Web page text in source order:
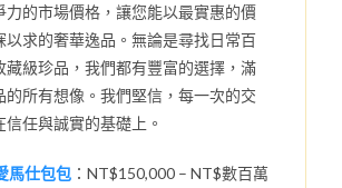
力的市場價格，讓您能以最實惠的價
以求的奢華逸品。無論是尋找日常百
藏級珍品，我們都有豐富的選擇，滿
的所有想像。我們堅信，每一次的交
任與誠實的基礎上。
馬仕包包 ：NT$150,000 – NT$數百萬